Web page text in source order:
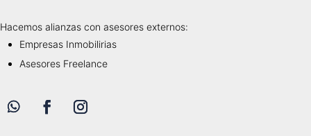
Hacemos alianzas con asesores externos:
Empresas Inmobilirias
Asesores Freelance